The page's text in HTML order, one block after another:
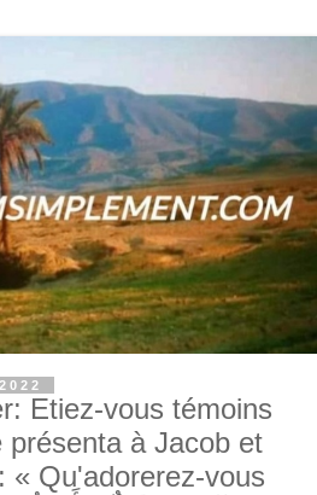
Etiez-vous témoins
présenta à Jacob et
« Qu'adorerez-vous